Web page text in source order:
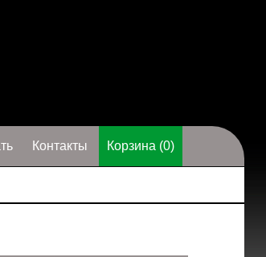
Контакты Корзина (0)